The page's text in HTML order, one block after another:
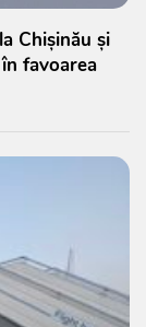
Chișinău și
favoarea